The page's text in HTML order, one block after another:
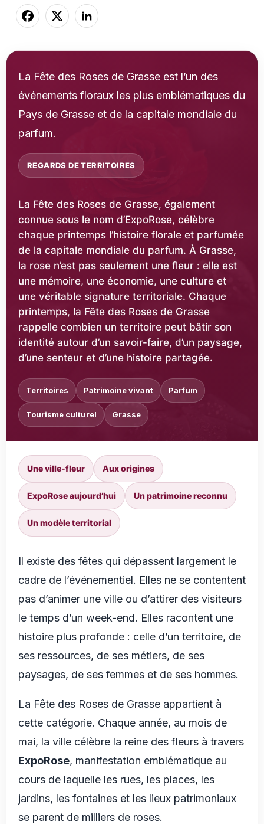
La Fête des Roses de Grasse est l’un des
événements floraux les plus emblématiques du
Pays de Grasse et de la capitale mondiale du
parfum.
REGARDS DE TERRITOIRES
La Fête des Roses de Grasse, également
connue sous le nom d’ExpoRose, célèbre
chaque printemps l’histoire florale et parfumée
de la capitale mondiale du parfum. À Grasse,
la rose n’est pas seulement une fleur : elle est
une mémoire, une économie, une culture et
une véritable signature territoriale. Chaque
printemps, la Fête des Roses de Grasse
rappelle combien un territoire peut bâtir son
identité autour d’un savoir-faire, d’un paysage,
d’une senteur et d’une histoire partagée.
Territoires Patrimoine vivant Parfum
Tourisme culturel Grasse
Une ville-fleur Aux origines
ExpoRose aujourd’hui Un patrimoine reconnu
Un modèle territorial
Il existe des fêtes qui dépassent largement le
cadre de l’événementiel. Elles ne se contentent
pas d’animer une ville ou d’attirer des visiteurs
le temps d’un week-end. Elles racontent une
histoire plus profonde : celle d’un territoire, de
ses ressources, de ses métiers, de ses
paysages, de ses femmes et de ses hommes.
La Fête des Roses de Grasse appartient à
cette catégorie. Chaque année, au mois de
mai, la ville célèbre la reine des fleurs à travers
ExpoRose, manifestation emblématique au
cours de laquelle les rues, les places, les
jardins, les fontaines et les lieux patrimoniaux
se parent de milliers de roses.